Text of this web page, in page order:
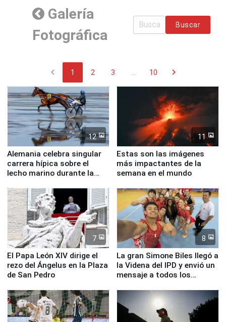
Galería
Fotográfica
Buscar
chevron_left 1 2 3 10 chevron_right
12
Alemania celebra singular
carrera hípica sobre el
lecho marino durante la
11
Estas son las imágenes
más impactantes de la
semana en el mundo
7
El Papa León XIV dirige el
rezo del Ángelus en la Plaza
de San Pedro
8
La gran Simone Biles llegó a
la Videna del IPD y envió un
mensaje a todos los